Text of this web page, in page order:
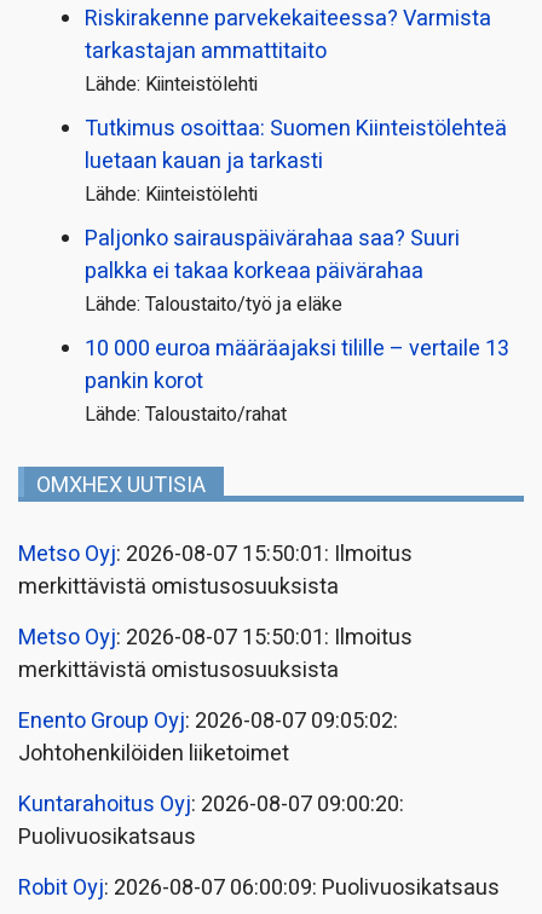
Riskirakenne parvekekaiteessa? Varmista
tarkastajan ammattitaito
Lähde: Kiinteistölehti
Tutkimus osoittaa: Suomen Kiinteistölehteä
luetaan kauan ja tarkasti
Lähde: Kiinteistölehti
Paljonko sairauspäivä­rahaa saa? Suuri
palkka ei takaa korkeaa päivärahaa
Lähde: Taloustaito/työ ja eläke
10 000 euroa määräajaksi tilille – vertaile 13
pankin korot
Lähde: Taloustaito/rahat
OMXHEX UUTISIA
Metso Oyj: 2026-08-07 15:50:01: Ilmoitus
merkittävistä omistusosuuksista
Metso Oyj: 2026-08-07 15:50:01: Ilmoitus
merkittävistä omistusosuuksista
Enento Group Oyj: 2026-08-07 09:05:02:
Johtohenkilöiden liiketoimet
Kuntarahoitus Oyj: 2026-08-07 09:00:20:
Puolivuosikatsaus
Robit Oyj: 2026-08-07 06:00:09: Puolivuosikatsaus